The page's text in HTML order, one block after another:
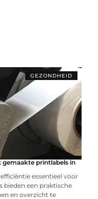
GEZONDHEID
gemaakte printlabels in
essentieel voor
bieden een praktische
en overzicht te